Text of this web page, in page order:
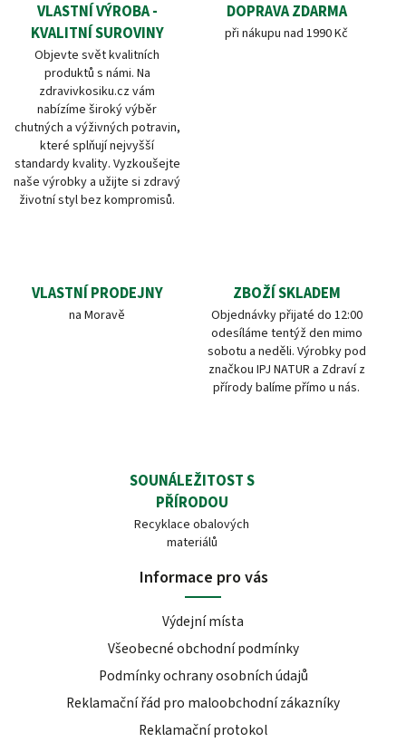
VLASTNÍ VÝROBA -
KVALITNÍ SUROVINY
Objevte svět kvalitních
produktů s námi. Na
zdravivkosiku.cz vám
nabízíme široký výběr
chutných a výživných potravin,
které splňují nejvyšší
standardy kvality. Vyzkoušejte
naše výrobky a užijte si zdravý
životní styl bez kompromisů.
DOPRAVA ZDARMA
při nákupu nad 1990 Kč
VLASTNÍ PRODEJNY
na Moravě
ZBOŽÍ SKLADEM
Objednávky přijaté do 12:00
odesíláme tentýž den mimo
sobotu a neděli. Výrobky pod
značkou IPJ NATUR a Zdraví z
přírody balíme přímo u nás.
SOUNÁLEŽITOST S
PŘÍRODOU
Recyklace obalových
materiálů
Informace pro vás
Výdejní místa
Všeobecné obchodní podmínky
Podmínky ochrany osobních údajů
Reklamační řád pro maloobchodní zákazníky
Reklamační protokol